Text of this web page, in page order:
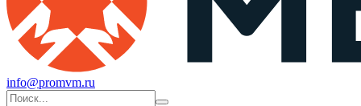
info@promvm.ru